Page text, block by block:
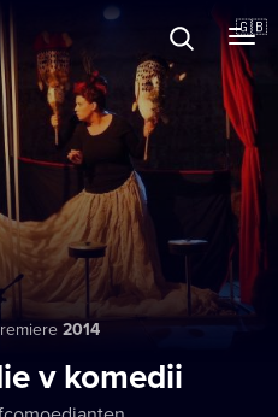
🇬🇧
2014
v komedii